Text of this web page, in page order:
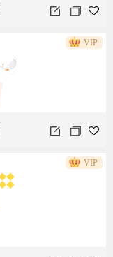
VIP
VIP